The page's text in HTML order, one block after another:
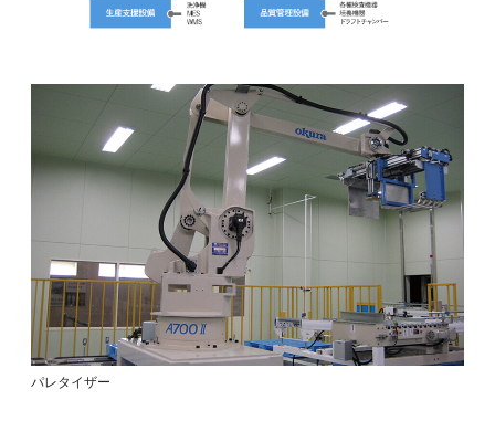
パレタイザー